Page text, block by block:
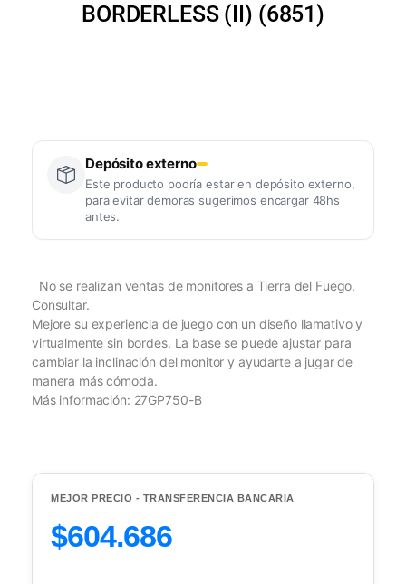
BORDERLESS (II) (6851)
Depósito externo
Este producto podría estar en depósito externo,
para evitar demoras sugerimos encargar 48hs
antes.
No se realizan ventas de monitores a Tierra del Fuego.
Consultar.
Mejore su experiencia de juego con un diseño llamativo y
virtualmente sin bordes. La base se puede ajustar para
cambiar la inclinación del monitor y ayudarte a jugar de
manera más cómoda.
Más información: 27GP750-B
MEJOR PRECIO - TRANSFERENCIA BANCARIA
$604.686